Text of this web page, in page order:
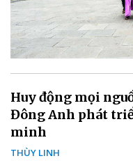
Huy động mọi
Đông Anh phát
minh
THÙY LINH